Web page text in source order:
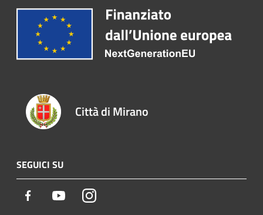
Città di Mirano
SEGUICI SU
Facebook YoutubeInstagram